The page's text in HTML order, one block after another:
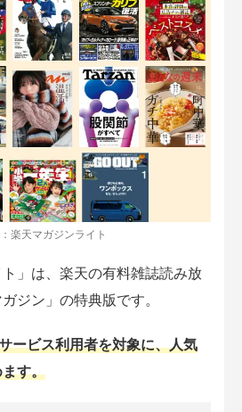
楽天マガジンライト
ト」は、楽天の有料雑誌読み放
ジン」の特典版です。
ービス利用者を対象に、人気
す。